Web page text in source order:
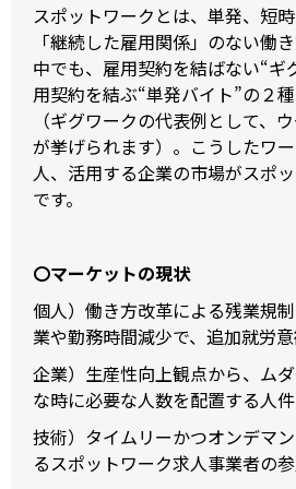
スポットワークとは、単発、短
「継続した雇用関係」のない働
中でも、雇用契約を結ばない“ギ
用契約を結ぶ“単発バイト”の２
（ギグワークの代表例として、
が挙げられます）。こうしたワ
人、活用する企業の市場がスポ
です。
〇マーケットの現状
個人）働き方改革による残業規
業や勤務時間減少で、追加就労
企業）生産性向上観点から、ム
な時に必要な人数を配置する人
技術）タイムリーかつオンデマ
るスポットワーク求人事業者の